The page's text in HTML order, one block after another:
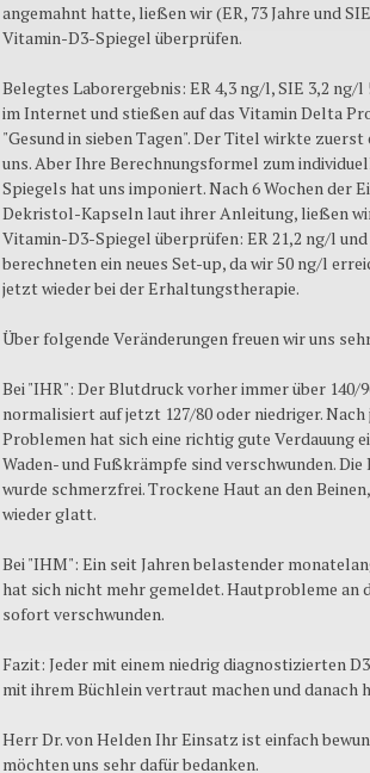
angemahnt hatte, ließen wir (ER, 73 Jahre und
Vitamin-D3-Spiegel überprüfen.
Belegtes Laborergebnis: ER 4,3 ng/l, SIE 3,2 ng/
im Internet und stießen auf das Vitamin Delta
"Gesund in sieben Tagen". Der Titel wirkte
uns. Aber Ihre Berechnungsformel zum
Spiegels hat uns imponiert. Nach 6 Wochen der
Dekristol-Kapseln laut ihrer Anleitung, ließen
Vitamin-D3-Spiegel überprüfen: ER 21,2 ng/l
berechneten ein neues Set-up, da wir 50 ng/l
jetzt wieder bei der Erhaltungstherapie.
Über folgende Veränderungen freuen wir uns
Bei "IHR": Der Blutdruck vorher immer über 140/
normalisiert auf jetzt 127/80 oder niedriger.
Problemen hat sich eine richtig gute Verdauung
Waden- und Fußkrämpfe sind verschwunden.
wurde schmerzfrei. Trockene Haut an den
wieder glatt.
Bei "IHM": Ein seit Jahren belastender
hat sich nicht mehr gemeldet. Hautprobleme an
sofort verschwunden.
Fazit: Jeder mit einem niedrig diagnostizierten
mit ihrem Büchlein vertraut machen und danach
Herr Dr. von Helden Ihr Einsatz ist einfach
möchten uns sehr dafür bedanken.